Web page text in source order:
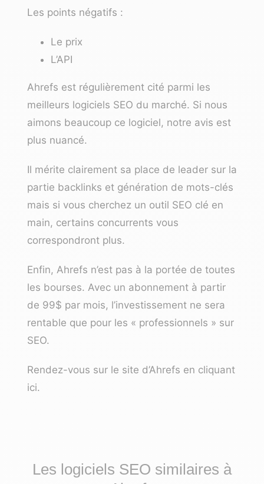
Les points négatifs :
Le prix
L’API
Ahrefs est régulièrement cité parmi les
meilleurs logiciels SEO du marché. Si nous
aimons beaucoup ce logiciel, notre avis est
plus nuancé.
Il mérite clairement sa place de leader sur la
partie backlinks et génération de mots-clés
mais si vous cherchez un outil SEO clé en
main, certains concurrents vous
correspondront plus.
Enfin, Ahrefs n’est pas à la portée de toutes
les bourses. Avec un abonnement à partir
de 99$ par mois, l’investissement ne sera
rentable que pour les « professionnels » sur
SEO.
Rendez-vous sur le site d’Ahrefs en cliquant
ici.
Les logiciels SEO similaires à